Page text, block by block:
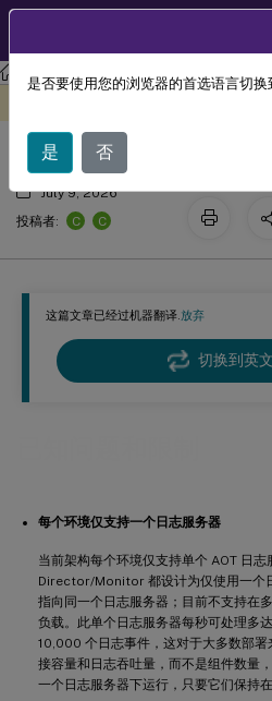
Citrix Virtual Apps and Desktops7
这篇文章已经过机器翻译.放弃
切换到英文
每个环境仅支持一个日志服务器
当前架构每个环境仅支持单个 AOT 日
Director/Monitor 都设计为仅使用一个
指向同一个日志服务器；目前不支持在
负载。此单个日志服务器每秒可处理多
10,000 个日志事件，这对于大多数部
接容量和日志吞吐量，而不是组件数量
一个日志服务器下运行，只要它们保持在
已知问题和限制
July 9, 2026
投稿者:
C C
是否要使用您的浏览器的首选语言切换
是 否